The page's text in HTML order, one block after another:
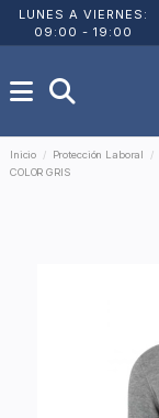
LUNES A VIERNES:
09:00 - 19:00
Inicio Protección Laboral
COLOR GRIS